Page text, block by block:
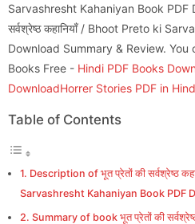
Sarvashresht Kahaniyan Book PDF
सर्वश्रेष्ठ कहानियाँ / Bhoot Preto ki
Download Summary & Review.
Books Free - Hindi PDF Books
DownloadHorrer Stories PDF in
Table of Contents
Description of भूत प्रेतों की सर्वश्रेष्ठ
Sarvashresht Kahaniyan Book PDF
Summary of book भूत प्रेतों की